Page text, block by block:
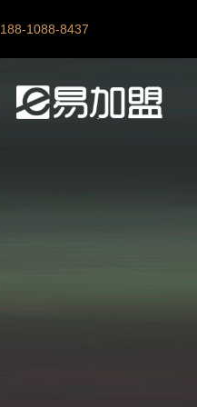
188-1088-8437